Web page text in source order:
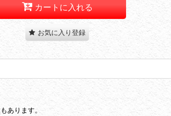
カートに入れる
お気に入り登録
あります。